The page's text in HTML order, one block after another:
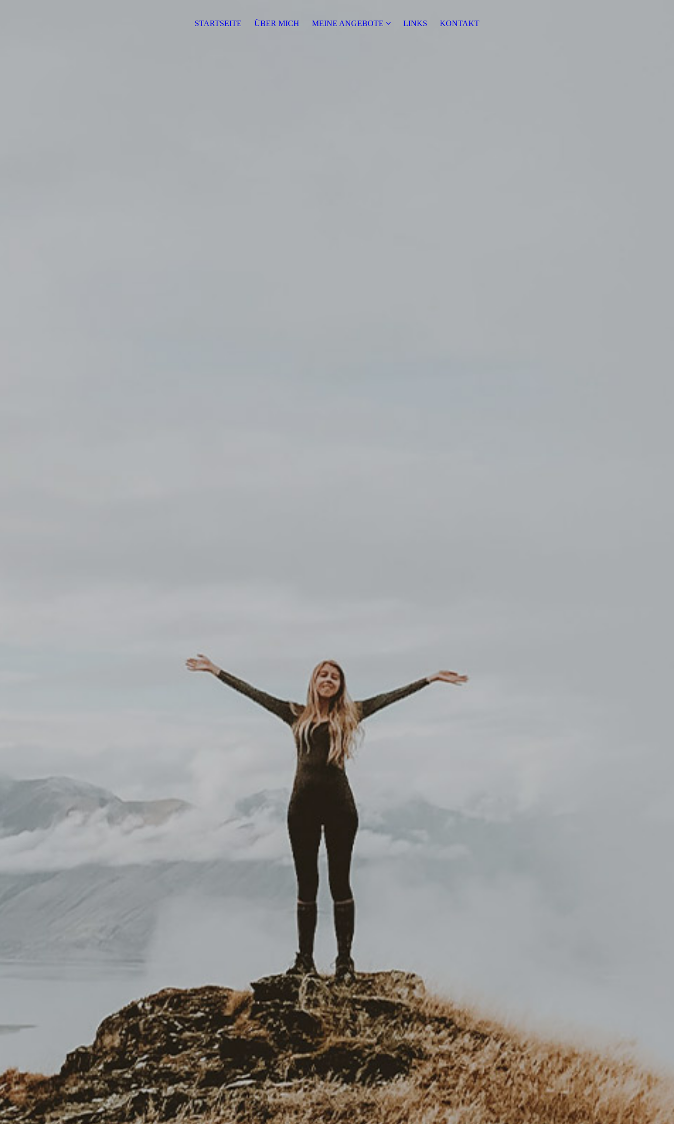
STARTSEITE ÜBER MICH MEINE ANGEBOTE LINKS KONTAKT